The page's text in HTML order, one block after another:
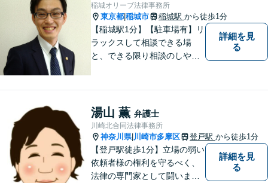
稲城オリーブ法律事務所
東京都 稲城市 稲城駅 から徒歩1分
【稲城駅1分】【駐車場有】リ
ラックスして相談できる場
と、できる限り相談のしやす
ください。 ご相談・ご依頼い
ただいた際には、精一杯サポ
ートいたします。
詳細を見
る
湯山 薫 弁護士
川崎北合同法律事務所
神奈川県| 川崎市多摩区 登戸駅 から徒歩1分
【登戸駅徒歩1分】立場の弱い
依頼者様の権利を守るべく、
法律の専門家として闘いま
詳細を見
る